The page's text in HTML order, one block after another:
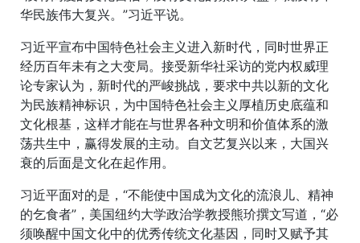
华民族伟大复兴。”习近平说。
习近平宣布中国特色社会主义进入新时代，同时世界正
经历百年未有之大变局。接受新华社采访的党内权威理
论专家认为，新时代的严峻挑战，要求中共以新的文化
为民族精神标识，为中国特色社会主义厚植历史底蕴和
文化根基，这样才能在与世界各种文明和价值体系的激
荡共生中，赢得发展的主动。自文艺复兴以来，大国兴
衰的后面是文化在起作用。
习近平面对的是，“不能使中国成为文化的流浪儿、精神
的乞食者”，美国纽约大学政治学教授熊玠撰文写道，“必
须唤醒中国文化中的优秀传统文化基因，同时又赋予其